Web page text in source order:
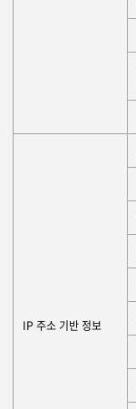
IP 주소 기반 정보